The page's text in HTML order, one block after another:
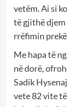
vetëm. Ai si
të gjithë djem
rrëfimin
Me hapa të
në dorë,
Sadik
vete 82 vite